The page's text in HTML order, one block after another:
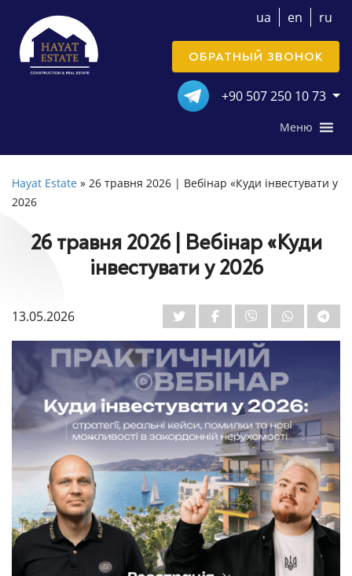
ua en ru
+90 507 250 10 73
ОБРАТНЫЙ ЗВОНОК
Меню
Hayat Estate » 26 травня 2026 | Вебінар «Куди інвестувати у
2026
26 травня 2026 | Вебінар «Куди
інвестувати у 2026
13.05.2026